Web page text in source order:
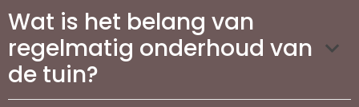
Wat is het belang van
regelmatig onderhoud van
de tuin?